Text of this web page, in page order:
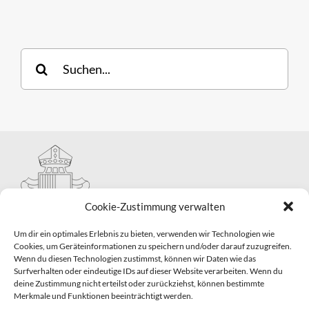
Cookie-Zustimmung verwalten
Um dir ein optimales Erlebnis zu bieten, verwenden wir Technologien wie
Cookies, um Geräteinformationen zu speichern und/oder darauf zuzugreifen.
Wenn du diesen Technologien zustimmst, können wir Daten wie das
Surfverhalten oder eindeutige IDs auf dieser Website verarbeiten. Wenn du
deine Zustimmung nicht erteilst oder zurückziehst, können bestimmte
Merkmale und Funktionen beeinträchtigt werden.
nach:
Hauptabteilung II – Seelsorge
Pastorale Grunddienste und Sakramentenpastoral
Telefon: 0821 3166-2593
gemeindepastoral@bistum-augsburg.de